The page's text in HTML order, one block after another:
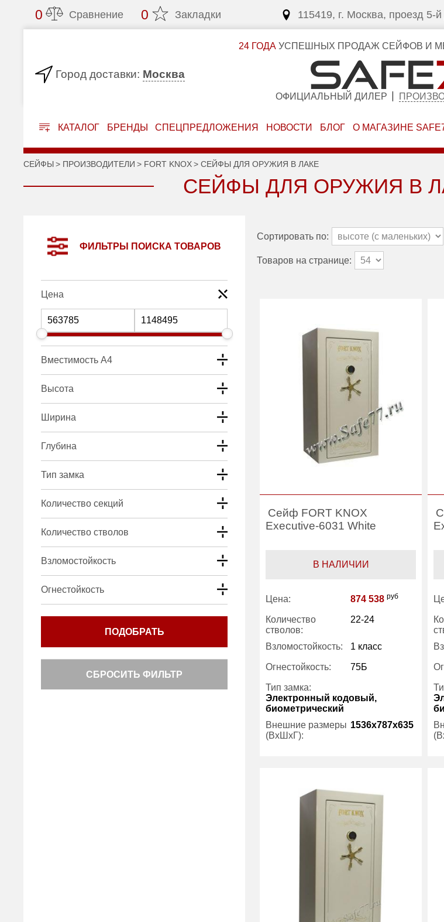
0 Сравнение 0 Закладки 115419, г. Москва, проезд 5-
Город доставки: Москва
24 ГОДАУСПЕШНЫХ ПРОДАЖ СЕЙФОВ И
ОФИЦИАЛЬНЫЙ ДИЛЕР
КАТАЛОГ БРЕНДЫ СПЕЦПРЕДЛОЖЕНИЯ НОВОСТИ БЛОГ О МАГАЗИНЕ
СЕЙФЫ ПРОИЗВОДИТЕЛИ FORT KNOX СЕЙФЫ ДЛЯ ОРУЖИЯ В ЛАКЕ
СЕЙФЫ ДЛЯ ОРУЖИЯ В
ФИЛЬТРЫ ПОИСКА ТОВАРОВ
Цена
Вместимость А4
Высота
Ширина
Глубина
Тип замка
Количество секций
Количество стволов
Взломостойкость
Огнестойкость
ПОДОБРАТЬ
СБРОСИТЬ ФИЛЬТР
Сортировать по:
Товаров на странице:
Сейф FORT KNOX
Executive-6031 White
В НАЛИЧИИ
Цена: 874 538 руб
Количество
стволов:
22-24
Взломостойкость: 1 класс
Огнестойкость: 75Б
Тип замка:
Электронный кодовый,
биометрический
Внешние размеры
(ВхШхГ):
1536x787x635
FORT KNOX